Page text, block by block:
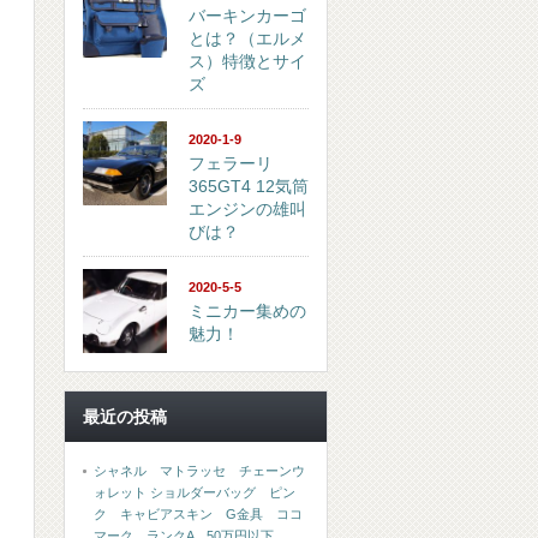
バーキンカーゴ
とは？（エルメ
ス）特徴とサイ
ズ
2020-1-9
フェラーリ
365GT4 12気筒
エンジンの雄叫
びは？
2020-5-5
ミニカー集めの
魅力！
最近の投稿
シャネル マトラッセ チェーンウ
ォレット ショルダーバッグ ピン
ク キャビアスキン G金具 ココ